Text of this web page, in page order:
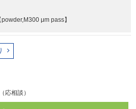
powder,M300 μm pass】
応相談）